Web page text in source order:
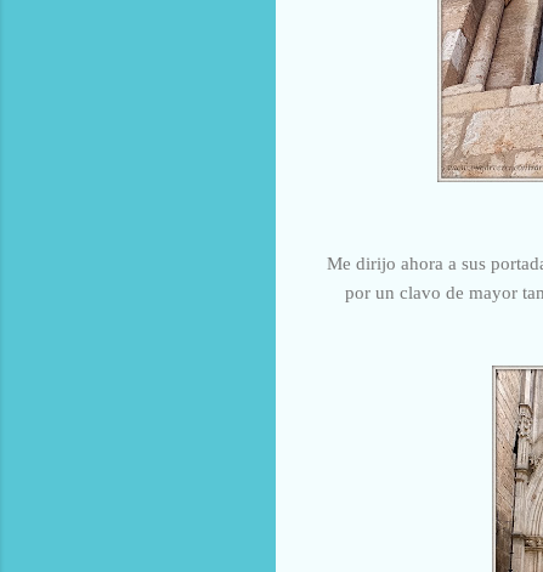
Me dirijo ahora a sus
por un clavo de mayor